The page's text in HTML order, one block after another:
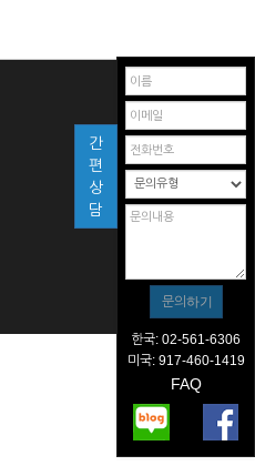
간
편
상
담
한국: 02-561-6306
미국: 917-460-1419
FAQ